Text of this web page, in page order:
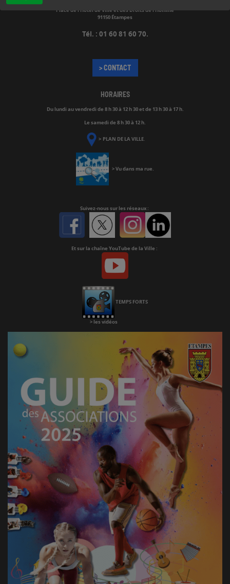
Place de l’Hôtel de Ville et des Droits de l’Homme
91150 Étampes
Tél. : 01 60 81 60 70.
> CONTACT
HORAIRES
Du lundi au vendredi de 8 h 30 à 12 h 30 et de 13 h 30 à 17 h.
Le samedi de 8 h 30 à 12 h.
> PLAN DE LA VILLE.
>Vu dans ma rue.
Suivez-nous sur les réseaux :
Facebook
Twitter Instagram
Et sur la chaîne YouTube de la Ville :
Youtube
Chaine
TEMPS FORTS
> les vidéos